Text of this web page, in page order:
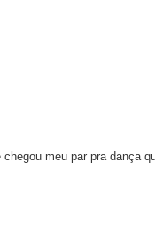
meu par pra dança